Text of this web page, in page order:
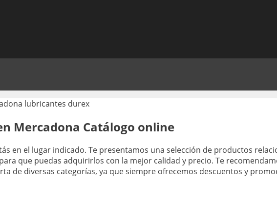
Mercadona Catálogo online
en el lugar indicado. Te presentamos una selección de productos
que puedas adquirirlos con la mejor calidad y precio. Te
de diversas categorías, ya que siempre ofrecemos descuentos y